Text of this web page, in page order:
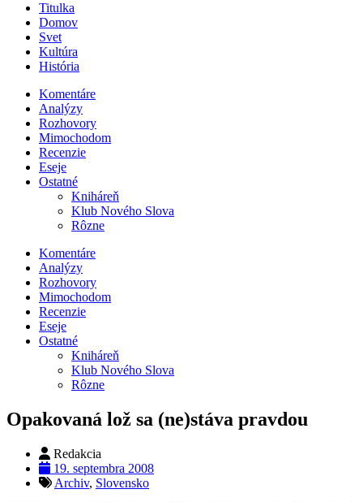
Titulka
Domov
Svet
Kultúra
História
Komentáre
Analýzy
Rozhovory
Mimochodom
Recenzie
Eseje
Ostatné
Kniháreň
Klub Nového Slova
Rôzne
Komentáre
Analýzy
Rozhovory
Mimochodom
Recenzie
Eseje
Ostatné
Kniháreň
Klub Nového Slova
Rôzne
Opakovaná lož sa (ne)stáva pravdou
Redakcia
19. septembra 2008
Archiv, Slovensko